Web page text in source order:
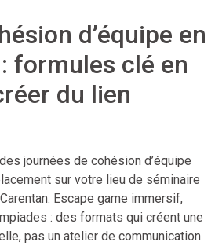
d’équipe en
formules clé en
du lien
journées de cohésion d’équipe
sur votre lieu de séminaire
Escape game immersif,
: des formats qui créent une
pas un atelier de communication